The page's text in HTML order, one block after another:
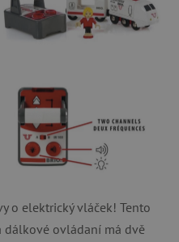
o elektrický vláček! Tento
dálkové ovládaní má dvě